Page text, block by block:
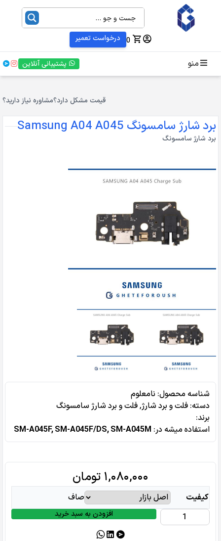
0 درخواست تعمیر
منو پشتیبانی آنلاین
قیمت مشکل دارد؟مشاوره نیاز دارید؟
برد شارژ سامسونگ Samsung A04 A045
برد شارژ سامسونگ
شناسه محصول: نامعلوم
دسته: فلت و برد شارژ,فلت و برد شارژ سامسونگ
برند:
استفاده میشه در‌: SM-A045F, SM-A045F/DS, SM-A045M
۱,۰۸۰,۰۰۰ تومان
کیفیت
صاف
شارژ
افزودن به سبد خرید